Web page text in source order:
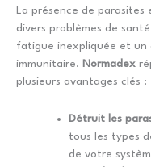
La présence de parasites
divers problèmes de
fatigue inexpliquée et un
immunitaire. Normadex
plusieurs avantages clés :
Détruit les
tous les types
de votre